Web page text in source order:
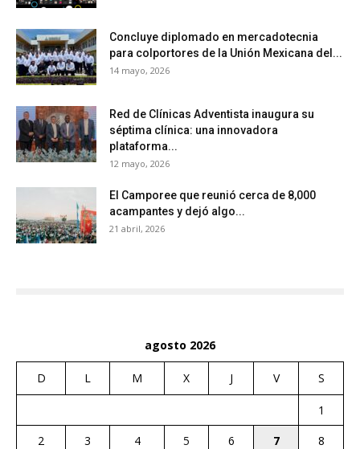
Concluye diplomado en mercadotecnia
para colportores de la Unión Mexicana del...
14 mayo, 2026
Red de Clínicas Adventista inaugura su
séptima clínica: una innovadora
plataforma...
12 mayo, 2026
El Camporee que reunió cerca de 8,000
acampantes y dejó algo...
21 abril, 2026
agosto 2026
D L M X J V S
1
2
3 4 5 6 7
8